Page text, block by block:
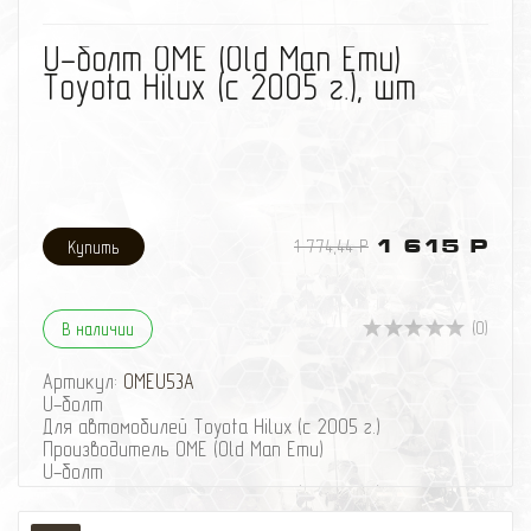
U-болт OME (Old Man Emu)
Toyota Hilux (с 2005 г.), шт
1 774,44 Р 1 615 Р
В наличии (0)
Артикул: OMEU53A
U-болт
Для автомобилей Toyota Hilux (с 2005 г.)
Производитель OME (Old Man Emu)
U-болт
Для автомобилей Toyota Hilux (с 2005 г.)
Производитель OME (Old Man Emu)